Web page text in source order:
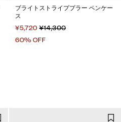
ブライトストライププラー ペンケー
ス
¥5,720 ¥14,300
60% OFF